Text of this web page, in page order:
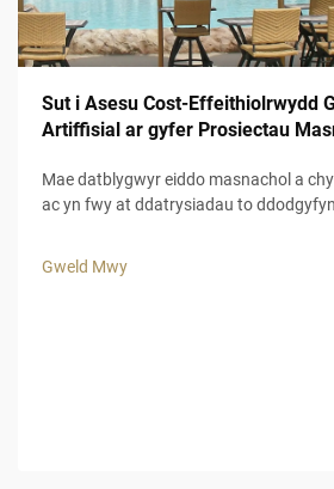
Sut i Asesu Cost-Effeithiolrwydd
Artiffisial ar gyfer Prosiectau
Mae datblygwyr eiddo masnachol a
ac yn fwy at ddatrysiadau to
tropicaidd, hamdden...
Gweld Mwy